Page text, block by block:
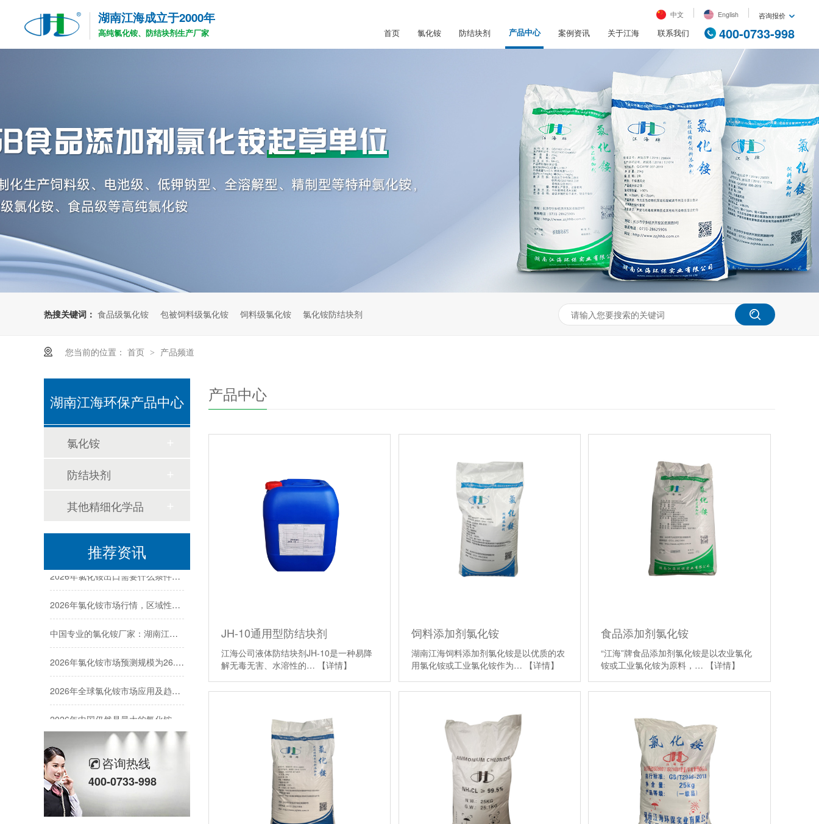
湖南江海成立于2000年
高纯氯化铵、防结块剂生产厂家
中文 English 咨询报价
400-0733-998
首页 氯化铵 防结块剂 案例资讯 关于江海 联系我们
热搜关键词： 食品级氯化铵 包被饲料级氯化铵 饲料级氯化铵 氯化铵防结块剂
您当前的位置： 首页 > 产品频道
产品中心
JH-10通用型防结块剂
江海公司液体防结块剂JH-10是一种易降
解无毒无害、水溶性的…
【详情】
饲料添加剂氯化铵
湖南江海饲料添加剂氯化铵是以优质的农
用氯化铵或工业氯化铵作为…
【详情】
食品添加剂氯化铵
“江海”牌食品添加剂氯化铵是以农业氯化
铵或工业氯化铵为原料，…
【详情】
湖南江海环保产品中心
氯化铵
防结块剂
其他精细化学品
推荐资讯
2026年氯化铵市场行情，区域性价格波动明显！
2026年全球氯化铵市场应用及趋势分析！
2026年中国仍然是最大的氯化铵生产国和出口国
2026年氯化铵出口需要什么条件，氯化铵出口难不难？
北方饲料厂都用氯化铵，氯化铵作为饲料添加剂注意事项！
咨询热线
400-0733-998